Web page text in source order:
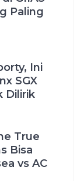
Paling
Ini
SGX
Dilirik
True
Bisa
vs AC